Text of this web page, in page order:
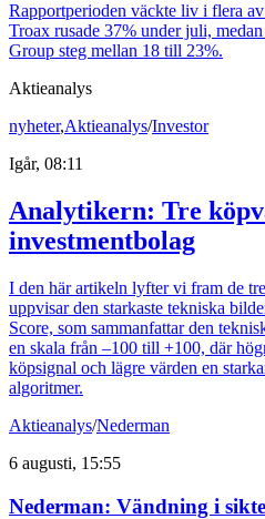
Rapportperioden väckte liv i flera
Troax rusade 37% under juli,
Group steg mellan 18 till 23%.
Aktieanalys
nyheter,Aktieanalys/Investor
Igår, 08:11
Analytikern: Tre
investmentbolag
I den här artikeln lyfter vi fram de
uppvisar den starkaste tekniska
Score, som sammanfattar den
en skala från –100 till +100, där
köpsignal och lägre värden en
algoritmer.
Aktieanalys/Nederman
6 augusti, 15:55
Nederman: Vändning i